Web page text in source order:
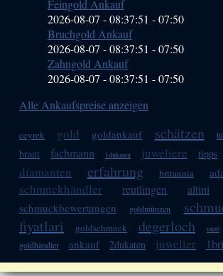
Feingold Ankauf
2026-08-07 - 08:37:51 -07:50
Bruchgold Ankauf
2026-08-07 - 08:37:51 -07:50
Zahngold Ankauf
2026-08-07 - 08:37:51 -07:50
Alle Ankaufspreise anzeigen
ceyrek gold goldankauf schätzen
braut fachmann 1dukaten juweliere tipps
diamanten erfahrung britannia
schmuckhändler reutlingen altini
schmuckbewertungen goldmünzen
fiyatlari goldschmuck degerloch unze
goldhändler
ankauf 2dukaten juwelier